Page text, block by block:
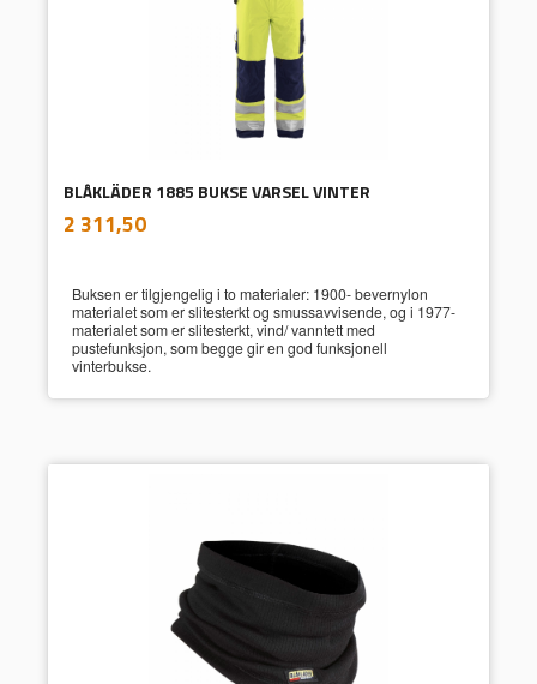
BLÅKLÄDER 1885 BUKSE VARSEL VINTER
Pris
2 311,50mva.
Buksen er tilgjengelig i to materialer: 1900- bevernylon
materialet som er slitesterkt og smussavvisende, og i 1977-
materialet som er slitesterkt, vind/ vanntett med
pustefunksjon, som begge gir en god funksjonell
vinterbukse.